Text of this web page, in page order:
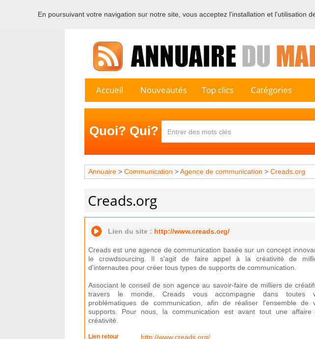
Bienvenue sur l'annuaire
Accueil Nouveautés Top clics Catégories
Quoi? Qui?
Annuaire > Communication >Agence de communication > Creads.org
Creads.org
Lien du site : http://www.creads.org/
Creads est une agence de communication basée sur un concept
le crowdsourcing. Il s'agit de faire appel à la créativité de
d'internautes pour créer tous types de supports de communication.
Associant le conseil de son agence au savoir-faire de milliers de
travers le monde, Creads vous accompagne dans toutes
problématiques de communication, afin de réaliser l'ensemble de
supports. Pour nous, la communication est avant tout une affaire
créativité.
Lien retour http://www.creads.org/
En poursuivant votre navigation sur notre site, vous acceptez l'installation et l'utilisation